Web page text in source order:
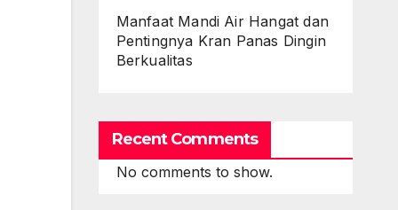
Manfaat Mandi Air Hangat dan
Pentingnya Kran Panas Dingin
Berkualitas
Recent Comments
No comments to show.